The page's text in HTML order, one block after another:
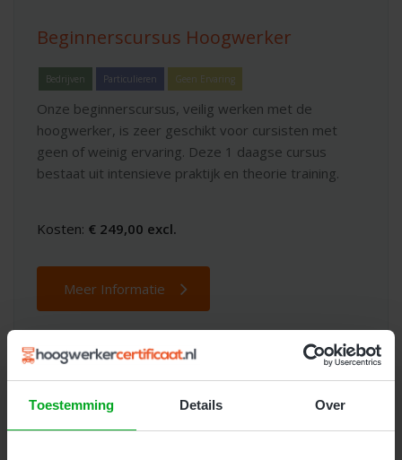
Toestemming Details Over
Beginnerscursus Hoogwerker
Bedrijven Particulieren Geen Ervaring
Onze beginnerscursus, veilig werken met de
hoogwerker, is zeer geschikt voor cursisten met
geen of weinig ervaring. Deze 1 daagse cursus
bestaat uit intensieve praktijk en theorie training.
Kosten: € 249,00 excl.
Meer Informatie
Dé beste keuze voorhoogwerker